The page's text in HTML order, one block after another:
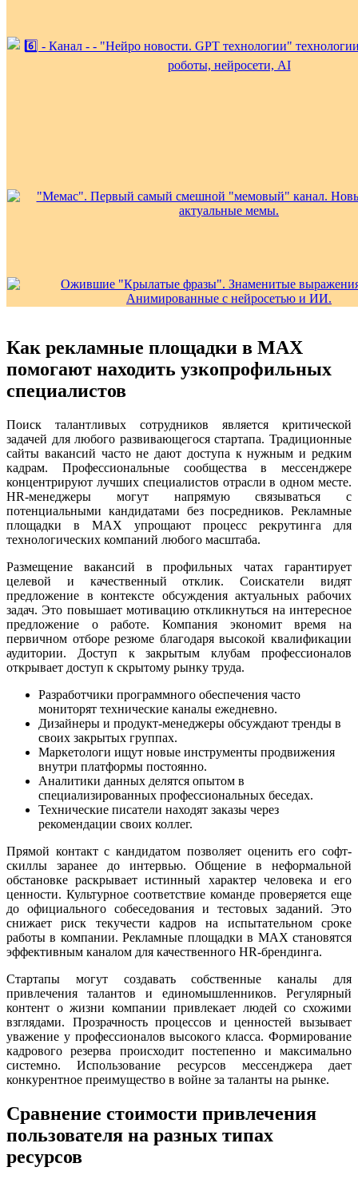
Как рекламные площадки в MAX
помогают находить узкопрофильных
специалистов
Поиск талантливых сотрудников является критической
задачей для любого развивающегося стартапа. Традиционные
сайты вакансий часто не дают доступа к нужным и редким
кадрам. Профессиональные сообщества в мессенджере
концентрируют лучших специалистов отрасли в одном месте.
HR-менеджеры могут напрямую связываться с
потенциальными кандидатами без посредников. Рекламные
площадки в MAX упрощают процесс рекрутинга для
технологических компаний любого масштаба.
Размещение вакансий в профильных чатах гарантирует
целевой и качественный отклик. Соискатели видят
предложение в контексте обсуждения актуальных рабочих
задач. Это повышает мотивацию откликнуться на интересное
предложение о работе. Компания экономит время на
первичном отборе резюме благодаря высокой квалификации
аудитории. Доступ к закрытым клубам профессионалов
открывает доступ к скрытому рынку труда.
Разработчики программного обеспечения часто
мониторят технические каналы ежедневно.
Дизайнеры и продукт-менеджеры обсуждают тренды в
своих закрытых группах.
Маркетологи ищут новые инструменты продвижения
внутри платформы постоянно.
Аналитики данных делятся опытом в
специализированных профессиональных беседах.
Технические писатели находят заказы через
рекомендации своих коллег.
Прямой контакт с кандидатом позволяет оценить его софт-
скиллы заранее до интервью. Общение в неформальной
обстановке раскрывает истинный характер человека и его
ценности. Культурное соответствие команде проверяется еще
до официального собеседования и тестовых заданий. Это
снижает риск текучести кадров на испытательном сроке
работы в компании. Рекламные площадки в MAX становятся
эффективным каналом для качественного HR-брендинга.
Стартапы могут создавать собственные каналы для
привлечения талантов и единомышленников. Регулярный
контент о жизни компании привлекает людей со схожими
взглядами. Прозрачность процессов и ценностей вызывает
уважение у профессионалов высокого класса. Формирование
кадрового резерва происходит постепенно и максимально
системно. Использование ресурсов мессенджера дает
конкурентное преимущество в войне за таланты на рынке.
Сравнение стоимости привлечения
пользователя на разных типах
ресурсов